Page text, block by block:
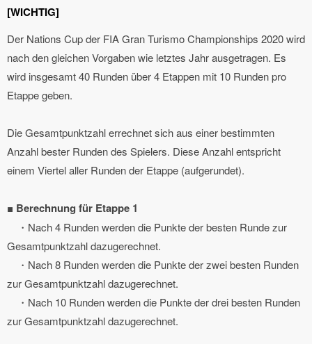
[WICHTIG]
Der Nations Cup der FIA Gran Turismo Championships 2020 wird
nach den gleichen Vorgaben wie letztes Jahr ausgetragen. Es
wird insgesamt 40 Runden über 4 Etappen mit 10 Runden pro
Etappe geben.
Die Gesamtpunktzahl errechnet sich aus einer bestimmten
Anzahl bester Runden des Spielers. Diese Anzahl entspricht
einem Viertel aller Runden der Etappe (aufgerundet).
■ Berechnung für Etappe 1
・Nach 4 Runden werden die Punkte der besten Runde zur
Gesamtpunktzahl dazugerechnet.
・Nach 8 Runden werden die Punkte der zwei besten Runden
zur Gesamtpunktzahl dazugerechnet.
・Nach 10 Runden werden die Punkte der drei besten Runden
zur Gesamtpunktzahl dazugerechnet.